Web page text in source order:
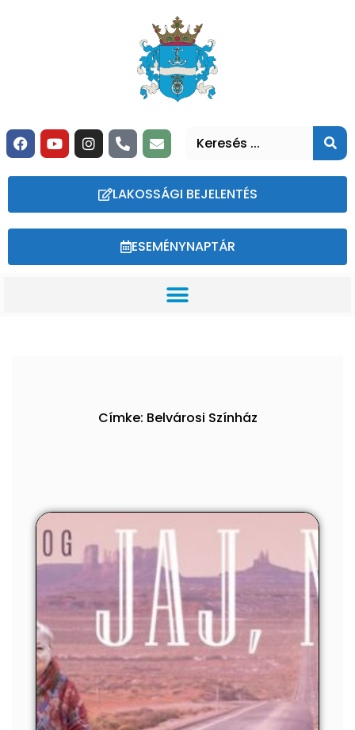
LAKOSSÁGI BEJELENTÉS
ESEMÉNYNAPTÁR
Címke: Belvárosi Színház